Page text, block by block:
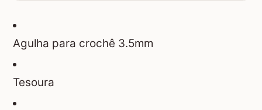
Agulha para crochê 3.5mm
Tesoura